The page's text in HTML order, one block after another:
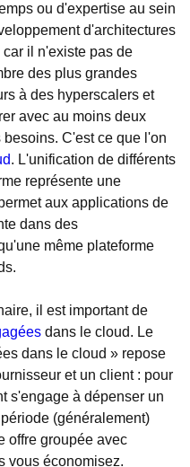
ou d'expertise au sein
d'architectures
il n'existe pas de
des plus grandes
à des hyperscalers et
avec au moins deux
C'est ce que l'on
. L'unification de différents
représente une
aux applications de
dans des
même plateforme
il est important de
dans le cloud. Le
dans le cloud » repose
et un client : pour
s'engage à dépenser un
(généralement)
offre groupée avec
vous économisez.